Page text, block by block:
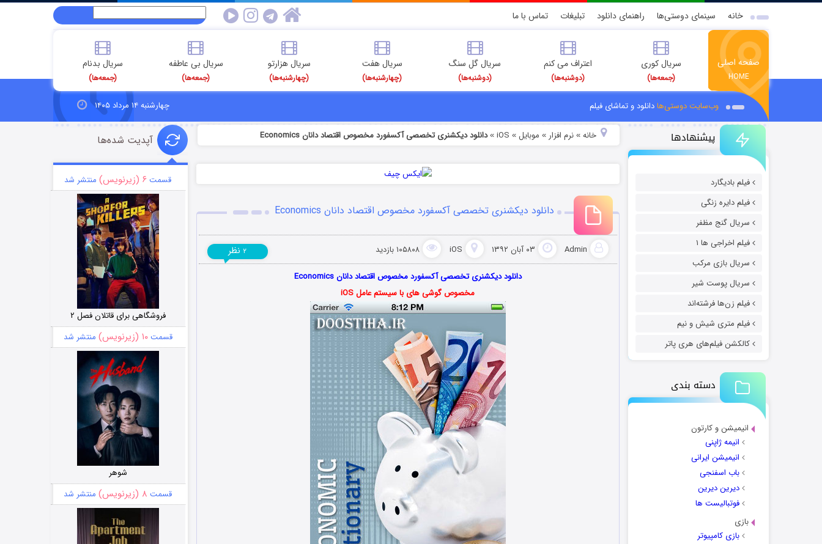
خانه سینمای دوستی‌ها راهنمای دانلود تبلیغات تماس با ما
صفحه اصلی
HOME
سریال کوری
(جمعه‌ها)
اعتراف می کنم
(دوشنبه‌ها)
سریال گل سنگ
(دوشنبه‌ها)
سریال هفت
(چهارشنبه‌ها)
سریال هزارتو
(چهارشنبه‌ها)
سریال بی عاطفه
(جمعه‌ها)
سریال بدنام
(جمعه‌ها)
وب‌سایت دوستی‌هادانلود و تماشای فیلم چهارشنبه ۱۴ مرداد ۱۴۰۵
پیشنهادها
فیلم بادیگارد
فیلم دایره زنگی
سریال گنج مظفر
فیلم اخراجی ها ۱
سریال بازی مرکب
سریال پوست شیر
فیلم زن‌ها فرشته‌اند
فیلم متری شیش و نیم
کالکشن فیلم‌های هری پاتر
دسته بندی
انیمیشن و کارتون
انیمه ژاپنی
انیمیشن ایرانی
باب اسفنجی
دیرین دیرین
فوتبالیست ها
بازی
بازی کامپیوتر
خانه» نرم افزار » موبایل »
iOS
»دانلود دیکشنری تخصصی آکسفورد مخصوص اقتصاد دانان Economics
دانلود دیکشنری تخصصی آکسفورد مخصوص اقتصاد دانان Economics
Admin ۰۳ آبان ۱۳۹۲ iOS ۱۰۵۸۰۸ بازدید ۲ نظر
دانلود دیکشنری تخصصی آکسفورد مخصوص اقتصاد دانان Economics
مخصوص گوشی های با سیستم عامل iOS
آپدیت شده‌ها
قسمت ۶ (زیرنویس) منتشر شد
فروشگاهی برای قاتلان فصل ۲
قسمت۱۰ (زیرنویس) منتشر شد
شوهر
قسمت ۸ (زیرنویس) منتشر شد